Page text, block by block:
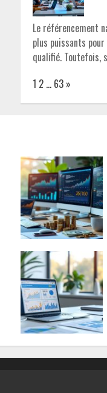
Le référencement
plus puissants
qualifié. Toutefois,
Page:
1 2 … 63 Next
»